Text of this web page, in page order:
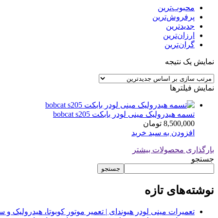
محبوب‌ترین
پرفروش‌ترین
جدیدترین
ارزان‌ترین
گران‌ترین
نمایش یک نتیجه
نمایش فیلترها
تسمه هیدرولیک مینی لودر بابکت bobcat s205
8,500,000 تومان
افزودن به سبد خرید
بارگذاری محصولات بیشتر
جستجو
جستجو
نوشته‌های تازه
تعمیرات مینی لودر هیوندای | تعمیر موتور کوبوتا،